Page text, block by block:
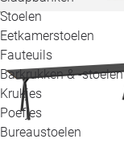
Stoelen
Eetkamerstoelen
Fauteuils
Barkrukken & -stoelen
Krukjes
Poefjes
Bureaustoelen